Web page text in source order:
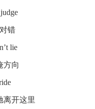
错
lie
方向
离开这里